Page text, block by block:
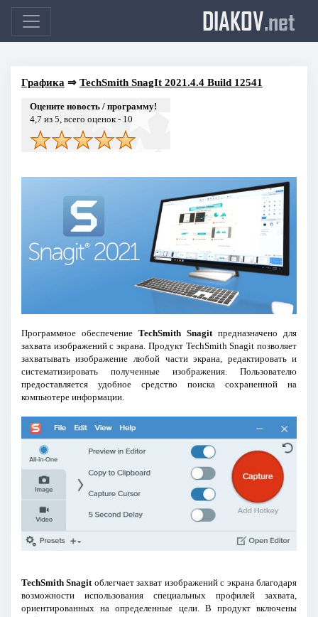
DIAKOV.net
Графика ⇒ TechSmith SnagIt 2021.4.4 Build 12541
Оцените новость / программу!
4,7 из 5, всего оценок - 10
Программное обеспечение TechSmith Snagitпредназначено для
захвата изображений с экрана. Продукт TechSmith Snagit позволяет
захватывать изображение любой части экрана, редактировать и
систематизировать полученные изображения. Пользователю
предоставляется удобное средство поиска сохраненной на
компьютере информации.
TechSmith Snagitоблегчает захват изображений с экрана благодаря
возможности использования специальных профилей захвата,
ориентированных на определенные цели. В продукт включены